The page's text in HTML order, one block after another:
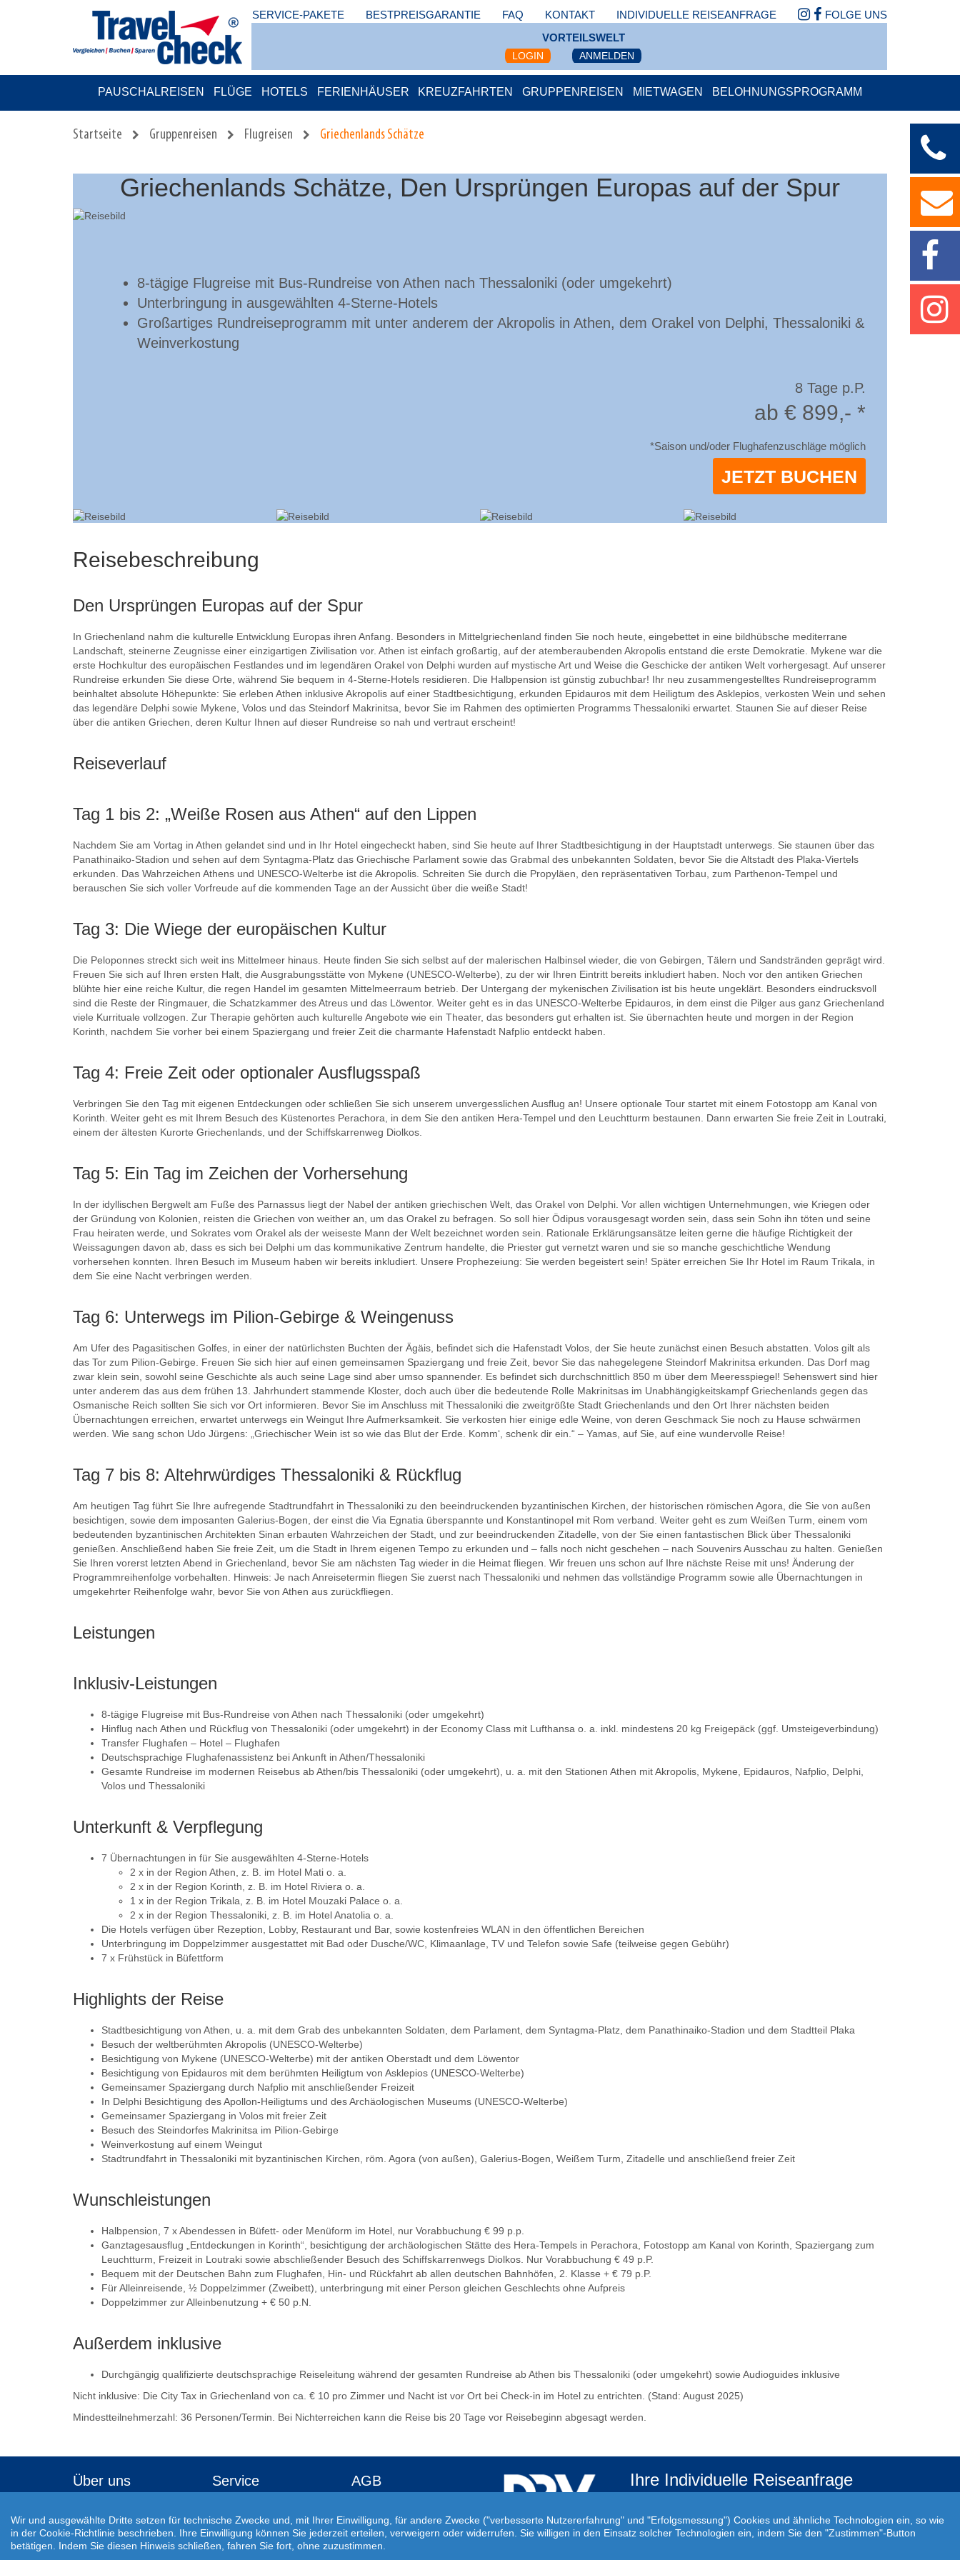
FOLGE UNS
INDIVIDUELLE REISEANFRAGE
KONTAKT
FAQ
BESTPREISGARANTIE
SERVICE-PAKETE
VORTEILSWELT
LOGIN ANMELDEN
PAUSCHALREISEN FLÜGE HOTELS FERIENHÄUSER KREUZFAHRTEN GRUPPENREISEN MIETWAGEN BELOHNUNGSPROGRAMM
Startseite Gruppenreisen Flugreisen Griechenlands Schätze
Griechenlands Schätze, Den Ursprüngen Europas auf der Spur
8-tägige Flugreise mit Bus-Rundreise von Athen nach Thessaloniki (oder umgekehrt)
Unterbringung in ausgewählten 4-Sterne-Hotels
Großartiges Rundreiseprogramm mit unter anderem der Akropolis in Athen, dem Orakel von Delphi, Thessaloniki &
Weinverkostung
8 Tage p.P.
ab € 899,- *
*Saison und/oder Flughafenzuschläge möglich
JETZT BUCHEN
Reisebeschreibung
Den Ursprüngen Europas auf der Spur
In Griechenland nahm die kulturelle Entwicklung Europas ihren Anfang. Besonders in Mittelgriechenland finden Sie noch heute, eingebettet in eine bildhübsche mediterrane
Landschaft, steinerne Zeugnisse einer einzigartigen Zivilisation vor. Athen ist einfach großartig, auf der atemberaubenden Akropolis entstand die erste Demokratie. Mykene war die
erste Hochkultur des europäischen Festlandes und im legendären Orakel von Delphi wurden auf mystische Art und Weise die Geschicke der antiken Welt vorhergesagt. Auf unserer
Rundreise erkunden Sie diese Orte, während Sie bequem in 4-Sterne-Hotels residieren. Die Halbpension ist günstig zubuchbar! Ihr neu zusammengestelltes Rundreiseprogramm
beinhaltet absolute Höhepunkte: Sie erleben Athen inklusive Akropolis auf einer Stadtbesichtigung, erkunden Epidauros mit dem Heiligtum des Asklepios, verkosten Wein und sehen
das legendäre Delphi sowie Mykene, Volos und das Steindorf Makrinitsa, bevor Sie im Rahmen des optimierten Programms Thessaloniki erwartet. Staunen Sie auf dieser Reise
über die antiken Griechen, deren Kultur Ihnen auf dieser Rundreise so nah und vertraut erscheint!
Reiseverlauf
Tag 1 bis 2: „Weiße Rosen aus Athen“ auf den Lippen
Nachdem Sie am Vortag in Athen gelandet sind und in Ihr Hotel eingecheckt haben, sind Sie heute auf Ihrer Stadtbesichtigung in der Hauptstadt unterwegs. Sie staunen über das
Panathinaiko-Stadion und sehen auf dem Syntagma-Platz das Griechische Parlament sowie das Grabmal des unbekannten Soldaten, bevor Sie die Altstadt des Plaka-Viertels
erkunden. Das Wahrzeichen Athens und UNESCO-Welterbe ist die Akropolis. Schreiten Sie durch die Propyläen, den repräsentativen Torbau, zum Parthenon-Tempel und
berauschen Sie sich voller Vorfreude auf die kommenden Tage an der Aussicht über die weiße Stadt!
Tag 3: Die Wiege der europäischen Kultur
Die Peloponnes streckt sich weit ins Mittelmeer hinaus. Heute finden Sie sich selbst auf der malerischen Halbinsel wieder, die von Gebirgen, Tälern und Sandstränden geprägt wird.
Freuen Sie sich auf Ihren ersten Halt, die Ausgrabungsstätte von Mykene (UNESCO-Welterbe), zu der wir Ihren Eintritt bereits inkludiert haben. Noch vor den antiken Griechen
blühte hier eine reiche Kultur, die regen Handel im gesamten Mittelmeerraum betrieb. Der Untergang der mykenischen Zivilisation ist bis heute ungeklärt. Besonders eindrucksvoll
sind die Reste der Ringmauer, die Schatzkammer des Atreus und das Löwentor. Weiter geht es in das UNESCO-Welterbe Epidauros, in dem einst die Pilger aus ganz Griechenland
viele Kurrituale vollzogen. Zur Therapie gehörten auch kulturelle Angebote wie ein Theater, das besonders gut erhalten ist. Sie übernachten heute und morgen in der Region
Korinth, nachdem Sie vorher bei einem Spaziergang und freier Zeit die charmante Hafenstadt Nafplio entdeckt haben.
Tag 4: Freie Zeit oder optionaler Ausflugsspaß
Verbringen Sie den Tag mit eigenen Entdeckungen oder schließen Sie sich unserem unvergesslichen Ausflug an! Unsere optionale Tour startet mit einem Fotostopp am Kanal von
Korinth. Weiter geht es mit Ihrem Besuch des Küstenortes Perachora, in dem Sie den antiken Hera-Tempel und den Leuchtturm bestaunen. Dann erwarten Sie freie Zeit in Loutraki,
einem der ältesten Kurorte Griechenlands, und der Schiffskarrenweg Diolkos.
Tag 5: Ein Tag im Zeichen der Vorhersehung
In der idyllischen Bergwelt am Fuße des Parnassus liegt der Nabel der antiken griechischen Welt, das Orakel von Delphi. Vor allen wichtigen Unternehmungen, wie Kriegen oder
der Gründung von Kolonien, reisten die Griechen von weither an, um das Orakel zu befragen. So soll hier Ödipus vorausgesagt worden sein, dass sein Sohn ihn töten und seine
Frau heiraten werde, und Sokrates vom Orakel als der weiseste Mann der Welt bezeichnet worden sein. Rationale Erklärungsansätze leiten gerne die häufige Richtigkeit der
Weissagungen davon ab, dass es sich bei Delphi um das kommunikative Zentrum handelte, die Priester gut vernetzt waren und sie so manche geschichtliche Wendung
vorhersehen konnten. Ihren Besuch im Museum haben wir bereits inkludiert. Unsere Prophezeiung: Sie werden begeistert sein! Später erreichen Sie Ihr Hotel im Raum Trikala, in
dem Sie eine Nacht verbringen werden.
Tag 6: Unterwegs im Pilion-Gebirge & Weingenuss
Am Ufer des Pagasitischen Golfes, in einer der natürlichsten Buchten der Ägäis, befindet sich die Hafenstadt Volos, der Sie heute zunächst einen Besuch abstatten. Volos gilt als
das Tor zum Pilion-Gebirge. Freuen Sie sich hier auf einen gemeinsamen Spaziergang und freie Zeit, bevor Sie das nahegelegene Steindorf Makrinitsa erkunden. Das Dorf mag
zwar klein sein, sowohl seine Geschichte als auch seine Lage sind aber umso spannender. Es befindet sich durchschnittlich 850 m über dem Meeresspiegel! Sehenswert sind hier
unter anderem das aus dem frühen 13. Jahrhundert stammende Kloster, doch auch über die bedeutende Rolle Makrinitsas im Unabhängigkeitskampf Griechenlands gegen das
Osmanische Reich sollten Sie sich vor Ort informieren. Bevor Sie im Anschluss mit Thessaloniki die zweitgrößte Stadt Griechenlands und den Ort Ihrer nächsten beiden
Übernachtungen erreichen, erwartet unterwegs ein Weingut Ihre Aufmerksamkeit. Sie verkosten hier einige edle Weine, von deren Geschmack Sie noch zu Hause schwärmen
werden. Wie sang schon Udo Jürgens: „Griechischer Wein ist so wie das Blut der Erde. Komm‘, schenk dir ein.“ – Yamas, auf Sie, auf eine wundervolle Reise!
Tag 7 bis 8: Altehrwürdiges Thessaloniki & Rückflug
Am heutigen Tag führt Sie Ihre aufregende Stadtrundfahrt in Thessaloniki zu den beeindruckenden byzantinischen Kirchen, der historischen römischen Agora, die Sie von außen
besichtigen, sowie dem imposanten Galerius-Bogen, der einst die Via Egnatia überspannte und Konstantinopel mit Rom verband. Weiter geht es zum Weißen Turm, einem vom
bedeutenden byzantinischen Architekten Sinan erbauten Wahrzeichen der Stadt, und zur beeindruckenden Zitadelle, von der Sie einen fantastischen Blick über Thessaloniki
genießen. Anschließend haben Sie freie Zeit, um die Stadt in Ihrem eigenen Tempo zu erkunden und – falls noch nicht geschehen – nach Souvenirs Ausschau zu halten. Genießen
Sie Ihren vorerst letzten Abend in Griechenland, bevor Sie am nächsten Tag wieder in die Heimat fliegen. Wir freuen uns schon auf Ihre nächste Reise mit uns! Änderung der
Programmreihenfolge vorbehalten. Hinweis: Je nach Anreisetermin fliegen Sie zuerst nach Thessaloniki und nehmen das vollständige Programm sowie alle Übernachtungen in
umgekehrter Reihenfolge wahr, bevor Sie von Athen aus zurückfliegen.
Leistungen
Inklusiv-Leistungen
8-tägige Flugreise mit Bus-Rundreise von Athen nach Thessaloniki (oder umgekehrt)
Hinflug nach Athen und Rückflug von Thessaloniki (oder umgekehrt) in der Economy Class mit Lufthansa o. a. inkl. mindestens 20 kg Freigepäck (ggf. Umsteigeverbindung)
Transfer Flughafen – Hotel – Flughafen
Deutschsprachige Flughafenassistenz bei Ankunft in Athen/Thessaloniki
Gesamte Rundreise im modernen Reisebus ab Athen/bis Thessaloniki (oder umgekehrt), u. a. mit den Stationen Athen mit Akropolis, Mykene, Epidauros, Nafplio, Delphi,
Volos und Thessaloniki
Unterkunft & Verpflegung
7 Übernachtungen in für Sie ausgewählten 4-Sterne-Hotels
2 x in der Region Athen, z. B. im Hotel Mati o. a.
2 x in der Region Korinth, z. B. im Hotel Riviera o. a.
1 x in der Region Trikala, z. B. im Hotel Mouzaki Palace o. a.
2 x in der Region Thessaloniki, z. B. im Hotel Anatolia o. a.
Die Hotels verfügen über Rezeption, Lobby, Restaurant und Bar, sowie kostenfreies WLAN in den öffentlichen Bereichen
Unterbringung im Doppelzimmer ausgestattet mit Bad oder Dusche/WC, Klimaanlage, TV und Telefon sowie Safe (teilweise gegen Gebühr)
7 x Frühstück in Büfettform
Highlights der Reise
Stadtbesichtigung von Athen, u. a. mit dem Grab des unbekannten Soldaten, dem Parlament, dem Syntagma-Platz, dem Panathinaiko-Stadion und dem Stadtteil Plaka
Besuch der weltberühmten Akropolis (UNESCO-Welterbe)
Besichtigung von Mykene (UNESCO-Welterbe) mit der antiken Oberstadt und dem Löwentor
Besichtigung von Epidauros mit dem berühmten Heiligtum von Asklepios (UNESCO-Welterbe)
Gemeinsamer Spaziergang durch Nafplio mit anschließender Freizeit
In Delphi Besichtigung des Apollon-Heiligtums und des Archäologischen Museums (UNESCO-Welterbe)
Gemeinsamer Spaziergang in Volos mit freier Zeit
Besuch des Steindorfes Makrinitsa im Pilion-Gebirge
Weinverkostung auf einem Weingut
Stadtrundfahrt in Thessaloniki mit byzantinischen Kirchen, röm. Agora (von außen), Galerius-Bogen, Weißem Turm, Zitadelle und anschließend freier Zeit
Wunschleistungen
Halbpension, 7 x Abendessen in Büfett- oder Menüform im Hotel, nur Vorabbuchung € 99 p.p.
Ganztagesausflug „Entdeckungen in Korinth“, besichtigung der archäologischen Stätte des Hera-Tempels in Perachora, Fotostopp am Kanal von Korinth, Spaziergang zum
Leuchtturm, Freizeit in Loutraki sowie abschließender Besuch des Schiffskarrenwegs Diolkos. Nur Vorabbuchung € 49 p.P.
Bequem mit der Deutschen Bahn zum Flughafen, Hin- und Rückfahrt ab allen deutschen Bahnhöfen, 2. Klasse + € 79 p.P.
Für Alleinreisende, ½ Doppelzimmer (Zweibett), unterbringung mit einer Person gleichen Geschlechts ohne Aufpreis
Doppelzimmer zur Alleinbenutzung + € 50 p.N.
Außerdem inklusive
Durchgängig qualifizierte deutschsprachige Reiseleitung während der gesamten Rundreise ab Athen bis Thessaloniki (oder umgekehrt) sowie Audioguides inklusive
Nicht inklusive: Die City Tax in Griechenland von ca. € 10 pro Zimmer und Nacht ist vor Ort bei Check-in im Hotel zu entrichten. (Stand: August 2025)
Mindestteilnehmerzahl: 36 Personen/Termin. Bei Nichterreichen kann die Reise bis 20 Tage vor Reisebeginn abgesagt werden.
Über uns
Awards
Jobs
Service
Buchungsablauf
Einreisebestimmungen
AGB
Impressum
Ihre Individuelle Reiseanfrage
Für Ihre individuellen Reisewünsche erstellen wir Ihnen
gern ein persönliches Angebot.
Wir und ausgewählte Dritte setzen für technische Zwecke und, mit Ihrer Einwilligung, für andere Zwecke ("verbesserte Nutzererfahrung" und "Erfolgsmessung") Cookies und ähnliche Technologien ein, so wie
in der Cookie-Richtlinie beschrieben. Ihre Einwilligung können Sie jederzeit erteilen, verweigern oder widerrufen. Sie willigen in den Einsatz solcher Technologien ein, indem Sie den "Zustimmen"-Button
betätigen. Indem Sie diesen Hinweis schließen, fahren Sie fort, ohne zuzustimmen.